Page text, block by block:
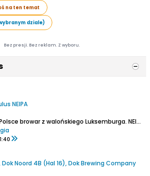
na ten temat
dziale)
Bez presji. Bez reklam. Z wyboru.
NEIPA
browar z walońskiego Luksemburga. NEIPA chmielona Cryo Popem , drożdże: A38 Juice. W składzie też płatki owsiane.
Noord 4B (Hal 16), Dok Brewing Company